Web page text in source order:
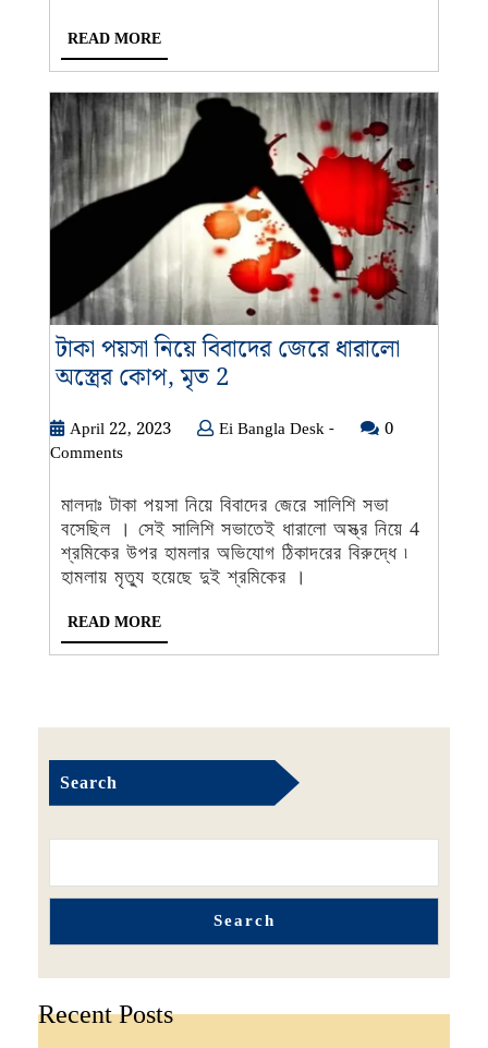
READ MOREREAD
MORE
টাকা পয়সা নিয়ে বিবাদের জেরে ধারালো
অস্ত্রের কোপ, মৃত 2
নিয়ে
জেরে
ধারালো
অস্ত্রের
কোপ,
April 22, 2023April Ei Bangla Desk -Ei
-
0
Comments
মালদাঃ টাকা পয়সা নিয়ে বিবাদের জেরে সালিশি সভা
বসেছিল । সেই সালিশি সভাতেই ধারালো অস্ত্র নিয়ে 4
শ্রমিকের উপর হামলার অভিযোগ ঠিকাদরের বিরুদ্ধে ৷
হামলায় মৃত্যু হয়েছে দুই শ্রমিকের ।
READ MOREREAD
MORE
Search
Search
Recent Posts